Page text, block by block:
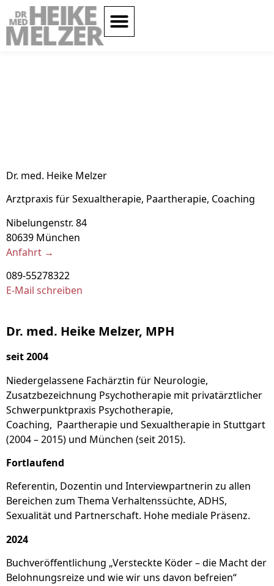
Dr. med. Heike Melzer, MPH
seit 2004
Niedergelassene Fachärztin für Neurologie,
Zusatzbezeichnung Psychotherapie mit privatärztlicher
Schwerpunktpraxis Psychotherapie,
Coaching, Paartherapie und Sexualtherapie in Stuttgart
(2004 – 2015) und München (seit 2015).
Fortlaufend
Referentin, Dozentin und Interviewpartnerin zu allen
Bereichen zum Thema Verhaltenssüchte, ADHS,
Sexualität und Partnerschaft. Hohe mediale Präsenz.
2024
Buchveröffentlichung „Versteckte Köder – die Macht der
Belohnungsreize und wie wir uns davon befreien“
Dr. med. Heike Melzer
Arztpraxis für Sexualtherapie, Paartherapie, Coaching
Nibelungenstr. 84
80639 München
Anfahrt →
089-55278322
E-Mail schreiben